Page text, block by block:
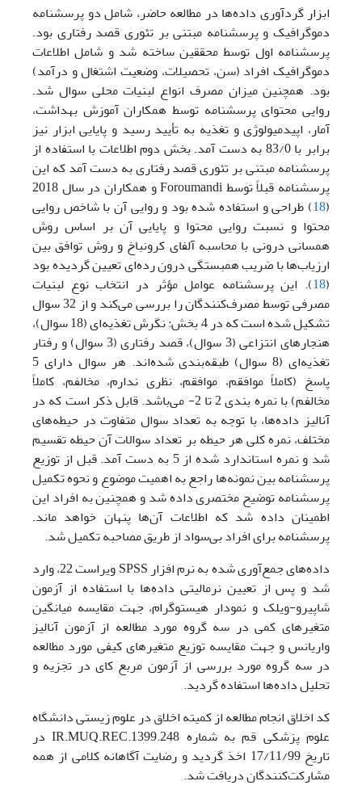
ابزار گرد‌آوری داده‌ها در مطالعه حاضر، شامل دو پرسشنامه
دموگرافیک و پرسشنامه مبتنی بر تئوری قصد رفتاری بود.
پرسشنامه اول توسط محققین ساخته شد و شامل اطلاعات
دموگرافیک افراد (سن، تحصیلات، وضعیت اشتغال و درآمد)
بود. همچنین میزان مصرف انواع لبنیات محلی سوال شد.
روایی محتوای پرسشنامه توسط همکاران آموزش بهداشت،
آمار، اپیدمیولوژی و تغذیه به تأیید رسید و پایایی ابزار نیز
برابر با 83/0 به دست آمد. بخش دوم اطلاعات با استفاده از
پرسشنامه مبتنی بر تئوری قصد رفتاری به دست آمد که این
پرسشنامه قبلاً توسط Foroumandi و همکاران در سال 2018
(
18) طراحی و استفاده شده بود و روایی آن با شاخص روایی
محتوا و نسبت روایی محتوا و پایایی آن بر اساس روش
همسانی درونی با محاسبه آلفای کرونباخ و روش توافق بین
ارزیاب‌ها با ضریب همبستگی درون رده‌ای تعیین گردیده بود
(
18). این پرسشنامه عوامل مؤثر در انتخاب نوع لبنیات
مصرفی توسط مصرف‌کنندگان را بررسی می‌کند و از 32 سوال
تشکیل شده است که در 4 بخش: نگرش تغذیه‌ای (18 سوال)،
هنجارهای انتزاعی (3 سوال)، قصد رفتاری (3 سوال) و رفتار
تغذیه‌ای (8 سوال) طبقه‌بندی شده‌اند. هر سوال دارای 5
پاسخ (کاملاً موافقم، موافقم، نظری ندارم، مخالفم، کاملاً
مخالفم) با نمره بندی 2 تا 2- می‌باشد. قابل ذکر است که در
آنالیز داده‌ها، با توجه به تعداد سوال متفاوت در حیطه‌های
مختلف، نمره کلی هر حیطه بر تعداد سوالات آن حیطه تقسیم
شد و نمره استاندارد شده از 5 به دست آمد. قبل از توزیع
پرسشنامه بین نمونه‌ها راجع به اهمیت موضوع و نحوه تکمیل
پرسشنامه توضیح مختصری داده شد و همچنین به افراد این
اطمینان داده شد که اطلاعات آن‌ها پنهان خواهد ماند.
پرسشنامه برای افراد بی‌سواد از طریق مصاحبه تکمیل شد.
داده‌های جمع‌آوری شده به نرم افزار SPSS ویراست 22، وارد
شد و پس از تعیین نرمالیتی داده‌ها با استفاده از آزمون
شاپیرو-ویلک و نمودار هیستوگرام، جهت مقایسه میانگین
متغیرهای کمی در سه گروه مورد مطالعه از آزمون آنالیز
واریانس و جهت مقایسه توزیع متغیرهای کیفی مورد مطالعه
در سه گروه مورد بررسی از آزمون مربع کای در تجزیه و
تحلیل داده‌ها استفاده گردید.
کد اخلاق انجام مطالعه از کمیته اخلاق در علوم زیستی دانشگاه
علوم پزشکی قم به شماره IR.MUQ.REC.1399.248 در
تاریخ 17/11/99 اخذ گردید و رضایت آگاهانه کلامی از همه
مشارکت‌کنندگان دریافت شد.